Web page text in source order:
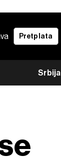
Pretplata
Srbija